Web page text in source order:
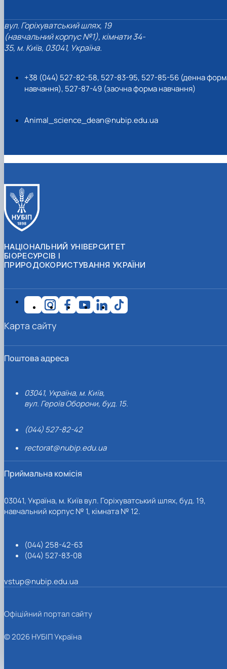
вул. Горіхуватський шлях, 19
(навчальний корпус №1), кімнати 34-
35, м. Київ, 03041, Україна.
+38 (044) 527-82-58, 527-83-95, 527-85-56 (денна
навчання), 527-87-49 (заочна форма навчання)
Animal_science_dean@nubip.edu.ua
НАЦІОНАЛЬНИЙ УНІВЕРСИТЕТ
БІОРЕСУРСІВ І
ПРИРОДОКОРИСТУВАННЯ УКРАЇНИ
Поштова адреса
03041, Україна, м. Київ,
вул. Героїв Оборони, буд. 15.
(044) 527-82-42
rectorat@nubip.edu.ua
Приймальна комісія
03041, Україна, м. Київ вул. Горіхуватський шлях, буд. 19,
навчальний корпус № 1, кімната № 12.
(044) 258-42-63
(044) 527-83-08
vstup@nubip.edu.ua
Карта сайту
Офіційний портал сайту
© 2026 НУБІП Україна